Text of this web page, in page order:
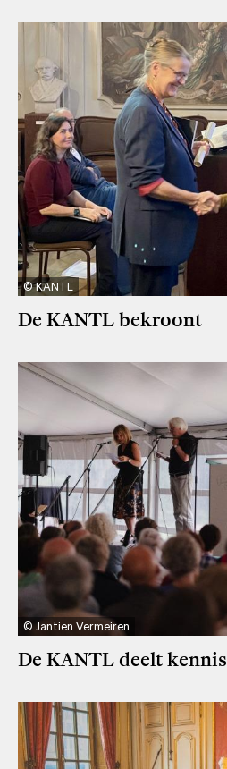
KANTL
De KANTL bekroont
Jantien Vermeiren
De KANTL deelt kennis